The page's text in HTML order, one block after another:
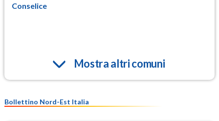
Conselice
Mostra altri comuni
Bollettino Nord-Est Italia